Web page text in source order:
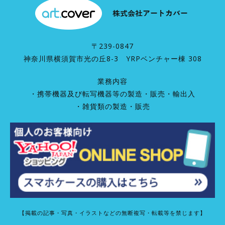
〒239-0847
神奈川県横須賀市光の丘8-3 YRPベンチャー棟 308
業務内容
・携帯機器及び転写機器等の製造・販売・輸出入
・雑貨類の製造・販売
【掲載の記事・写真・イラストなどの無断複写・転載等を禁じます】